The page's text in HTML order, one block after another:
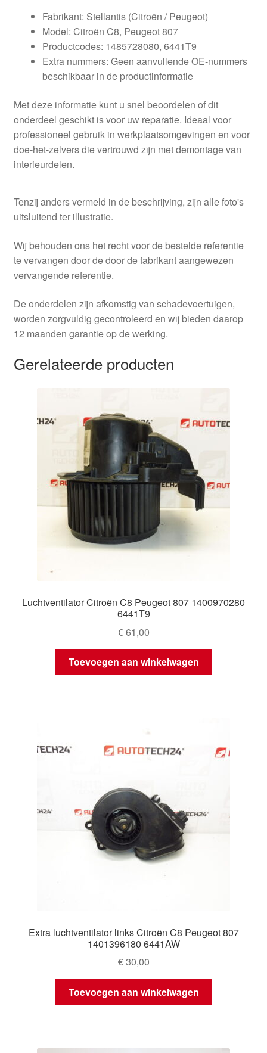
Fabrikant: Stellantis (Citroën / Peugeot)
Model: Citroën C8, Peugeot 807
Productcodes: 1485728080, 6441T9
Extra nummers: Geen aanvullende OE-nummers
beschikbaar in de productinformatie
Met deze informatie kunt u snel beoordelen of dit
onderdeel geschikt is voor uw reparatie. Ideaal voor
professioneel gebruik in werkplaatsomgevingen en voor
doe-het-zelvers die vertrouwd zijn met demontage van
interieurdelen.
Tenzij anders vermeld in de beschrijving, zijn alle foto's
uitsluitend ter illustratie.
Wij behouden ons het recht voor de bestelde referentie
te vervangen door de door de fabrikant aangewezen
vervangende referentie.
De onderdelen zijn afkomstig van schadevoertuigen,
worden zorgvuldig gecontroleerd en wij bieden daarop
12 maanden garantie op de werking.
Gerelateerde producten
Luchtventilator Citroën C8 Peugeot 807 1400970280
6441T9
€61,00
Toevoegen aan winkelwagen
Extra luchtventilator links Citroën C8 Peugeot 807
1401396180 6441AW
€30,00
Toevoegen aan winkelwagen